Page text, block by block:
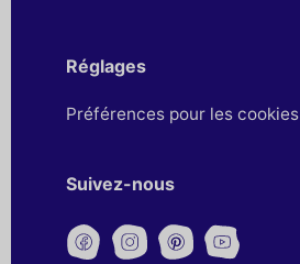
Réglages
Préférences pour les cookies
Suivez-nous